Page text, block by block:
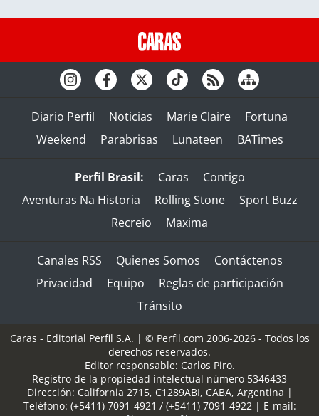
Diario Perfil Noticias Marie Claire
Fortuna
Weekend
Parabrisas Lunateen BATimes
Perfil Brasil: Caras
Contigo
Aventuras Na Historia
Rolling Stone
Sport Buzz
Recreio
Maxima
Canales RSS Quienes Somos
Contáctenos
Privacidad
Equipo
Reglas de participación
Tránsito
Caras - Editorial Perfil S.A. | © Perfil.com 2006-2026 - Todos los
derechos reservados.
Editor responsable: Carlos Piro.
Registro de la propiedad intelectual número 5346433
Dirección: California 2715, C1289ABI, CABA, Argentina |
Teléfono: (+5411) 7091-4921 / (+5411) 7091-4922| E-mail: